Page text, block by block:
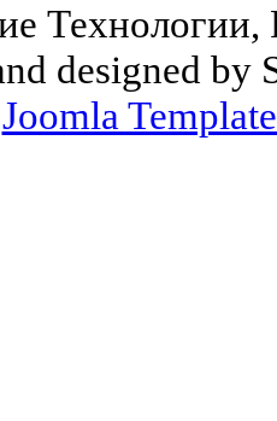
Технологии,
designed by
Joomla